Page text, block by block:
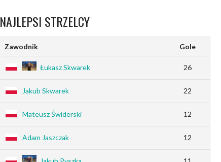
NAJLEPSI STRZELCY
Zawodnik Gole
Łukasz Skwarek 26
Jakub Skwarek 22
Mateusz Świderski 12
Adam Jaszczak 12